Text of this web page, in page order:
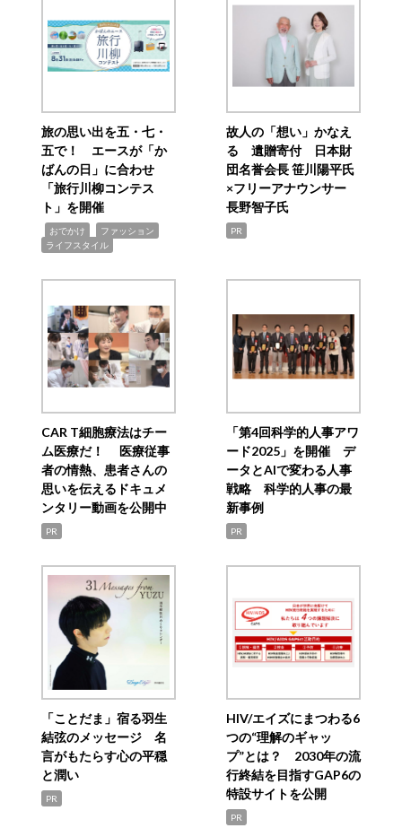
旅の思い出を五・七・
五で！ エースが「か
ばんの日」に合わせ
「旅行川柳コンテス
ト」を開催
おでかけ ファッション
ライフスタイル
故人の「想い」かなえ
る 遺贈寄付 日本財
団名誉会長 笹川陽平氏
×フリーアナウンサー
長野智子氏
PR
CAR T細胞療法はチー
ム医療だ！ 医療従事
者の情熱、患者さんの
思いを伝えるドキュメ
ンタリー動画を公開中
PR
「第4回科学的人事アワ
ード2025」を開催 デ
ータとAIで変わる人事
戦略 科学的人事の最
新事例
PR
「ことだま」宿る羽生
結弦のメッセージ 名
言がもたらす心の平穏
と潤い
PR
HIV/エイズにまつわる6
つの“理解のギャッ
プ”とは？ 2030年の流
行終結を目指すGAP6の
特設サイトを公開
PR